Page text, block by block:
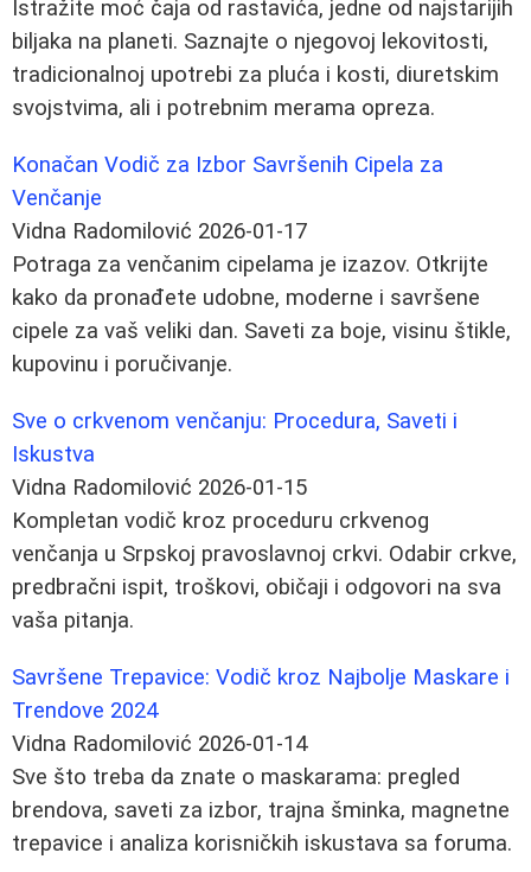
Istražite moć čaja od rastavića, jedne od najstarijih
biljaka na planeti. Saznajte o njegovoj lekovitosti,
tradicionalnoj upotrebi za pluća i kosti, diuretskim
svojstvima, ali i potrebnim merama opreza.
Konačan Vodič za Izbor Savršenih Cipela za
Venčanje
Vidna Radomilović 2026-01-17
Potraga za venčanim cipelama je izazov. Otkrijte
kako da pronađete udobne, moderne i savršene
cipele za vaš veliki dan. Saveti za boje, visinu štikle,
kupovinu i poručivanje.
Sve o crkvenom venčanju: Procedura, Saveti i
Iskustva
Vidna Radomilović 2026-01-15
Kompletan vodič kroz proceduru crkvenog
venčanja u Srpskoj pravoslavnoj crkvi. Odabir crkve,
predbračni ispit, troškovi, običaji i odgovori na sva
vaša pitanja.
Savršene Trepavice: Vodič kroz Najbolje Maskare i
Trendove 2024
Vidna Radomilović 2026-01-14
Sve što treba da znate o maskarama: pregled
brendova, saveti za izbor, trajna šminka, magnetne
trepavice i analiza korisničkih iskustava sa foruma.